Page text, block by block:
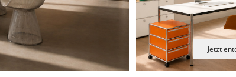
Jetzt